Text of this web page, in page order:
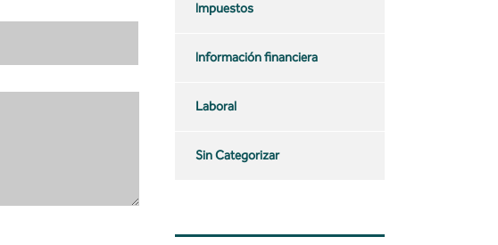
Impuestos
Información financiera
Laboral
Sin Categorizar